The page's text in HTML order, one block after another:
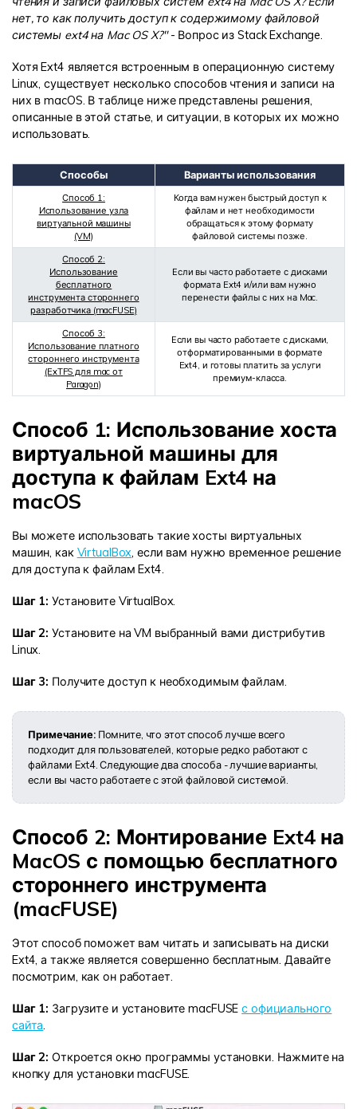
Информационный центр
НАЙТИ БОЛЬШЕ РЕШЕНИЙ
нет, то как получить доступ к содержимому файловой
системы ext4 на Mac OS X?" - Вопрос из Stack Exchange.
Хотя Ext4 является встроенным в операционную систему
Linux, существует несколько способов чтения и записи на
них в macOS. В таблице ниже представлены решения,
описанные в этой статье, и ситуации, в которых их можно
использовать.
Способы Варианты использования
Способ 1:
Использование узла
виртуальной машины
(VM)
Когда вам нужен быстрый доступ к
файлам и нет необходимости
обращаться к этому формату
файловой системы позже.
Способ 2:
Использование
бесплатного
инструмента стороннего
разработчика (macFUSE)
Если вы часто работаете с дисками
формата Ext4 и/или вам нужно
перенести файлы с них на Mac.
Способ 3:
Использование платного
стороннего инструмента
(ExTFS для mac от
Paragon)
Если вы часто работаете с дисками,
отформатированными в формате
Ext4, и готовы платить за услуги
премиум-класса.
Способ 1: Использование хоста
виртуальной машины для
доступа к файлам Ext4 на
macOS
Вы можете использовать такие хосты виртуальных
машин, как VirtualBox, если вам нужно временное решение
для доступа к файлам Ext4.
Шаг 1: Установите VirtualBox.
Шаг 2: Установите на VM выбранный вами дистрибутив
Linux.
Шаг 3: Получите доступ к необходимым файлам.
Примечание: Помните, что этот способ лучше всего
подходит для пользователей, которые редко работают с
файлами Ext4. Следующие два способа - лучшие варианты,
если вы часто работаете с этой файловой системой.
Способ 2: Монтирование Ext4 на
MacOS с помощью бесплатного
стороннего инструмента
(macFUSE)
Этот способ поможет вам читать и записывать на диски
Ext4, а также является совершенно бесплатным. Давайте
посмотрим, как он работает.
Шаг 1: Загрузите и установите macFUSE с официального
сайта.
Шаг 2: Откроется окно программы установки. Нажмите на
кнопку для установки macFUSE.